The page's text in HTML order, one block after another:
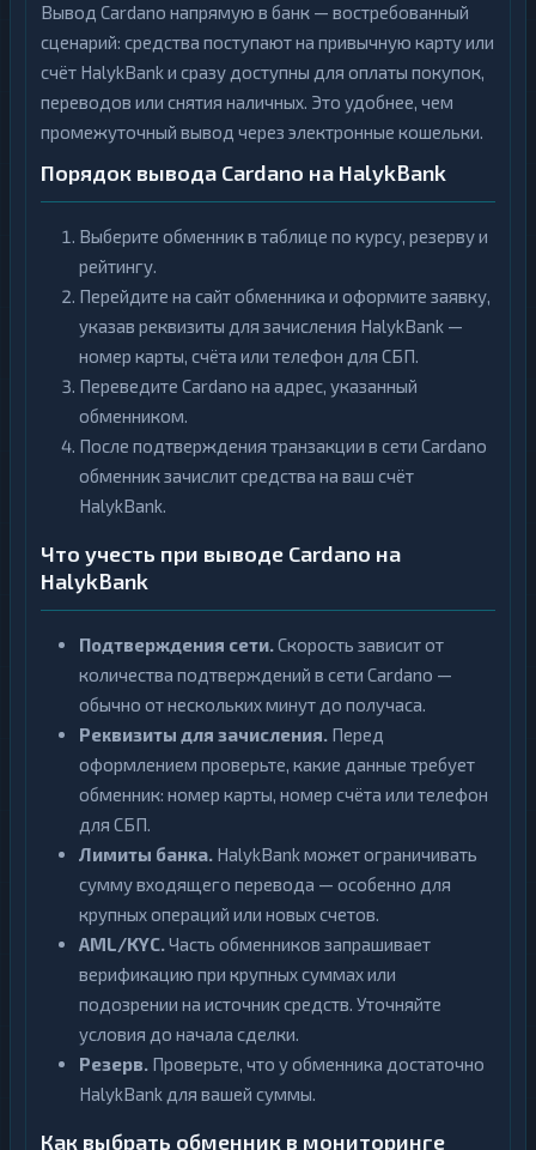
Вывод Cardano напрямую в банк — востребованный
сценарий: средства поступают на привычную карту или
счёт HalykBank и сразу доступны для оплаты покупок,
переводов или снятия наличных. Это удобнее, чем
промежуточный вывод через электронные кошельки.
Порядок вывода Cardano на HalykBank
Выберите обменник в таблице по курсу, резерву и
рейтингу.
Перейдите на сайт обменника и оформите заявку,
указав реквизиты для зачисления HalykBank —
номер карты, счёта или телефон для СБП.
Переведите Cardano на адрес, указанный
обменником.
После подтверждения транзакции в сети Cardano
обменник зачислит средства на ваш счёт
HalykBank.
Что учесть при выводе Cardano на
HalykBank
Подтверждения сети.Скорость зависит от
количества подтверждений в сети Cardano —
обычно от нескольких минут до получаса.
Реквизиты для зачисления. Перед
оформлением проверьте, какие данные требует
обменник: номер карты, номер счёта или телефон
для СБП.
Лимиты банка. HalykBank может ограничивать
сумму входящего перевода — особенно для
крупных операций или новых счетов.
AML/KYC.Часть обменников запрашивает
верификацию при крупных суммах или
подозрении на источник средств. Уточняйте
условия до начала сделки.
Резерв. Проверьте, что у обменника достаточно
HalykBank для вашей суммы.
Как выбрать обменник в мониторинге